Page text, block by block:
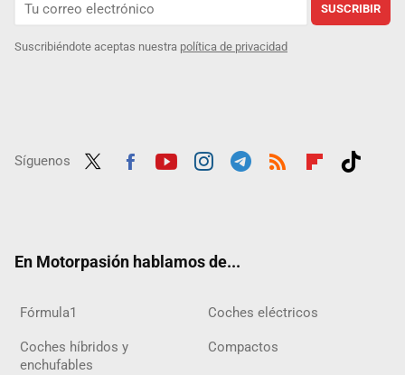
SUSCRIBIR
Suscribiéndote aceptas nuestra política de privacidad
Síguenos
En Motorpasión hablamos de...
Fórmula1 Coches eléctricos
Coches híbridos y
enchufables
Compactos